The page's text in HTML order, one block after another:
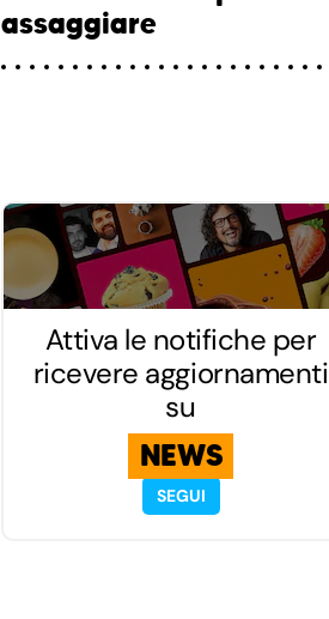
assaggiare
Attiva le notifiche per
ricevere aggiornamenti
su
NEWS
SEGUI